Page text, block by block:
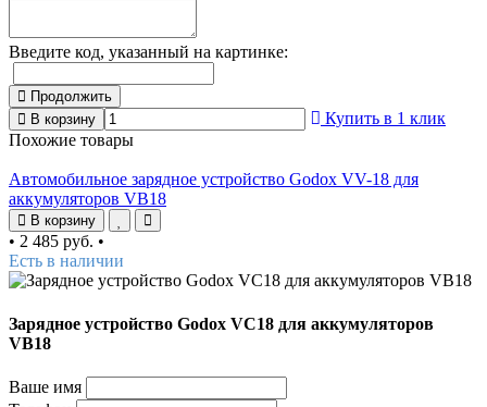
Введите код, указанный на картинке:
Продолжить
В корзину
Купить в 1 клик
Похожие товары
Автомобильное зарядное устройство Godox VV-18 для
аккумуляторов VB18
В корзину
• 2 485 руб. •
Есть в наличии
Зарядное устройство Godox VC18 для аккумуляторов
VB18
Ваше имя